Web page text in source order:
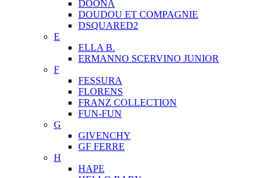
DOONA
DOUDOU ET COMPAGNIE
DSQUARED2
E
ELLA B.
ERMANNO SCERVINO JUNIOR
F
FESSURA
FLORENS
FRANZ COLLECTION
FUN-FUN
G
GIVENCHY
GF FERRE
H
HAPE